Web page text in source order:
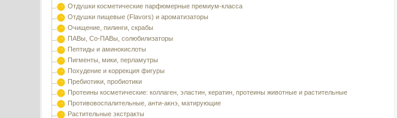
Отдушки косметические парфюмерные премиум-класса
Отдушки пищевые (Flavors) и ароматизаторы
Очищение, пилинги, скрабы
ПАВы, Со-ПАВы, солюбилизаторы
Пептиды и аминокислоты
Пигменты, мики, перламутры
Похудение и коррекция фигуры
Пребиотики, пробиотики
Протеины косметические: коллаген, эластин, кератин, протеины животные и растительные
Противовоспалительные, анти-акнэ, матирующие
Растительные экстракты